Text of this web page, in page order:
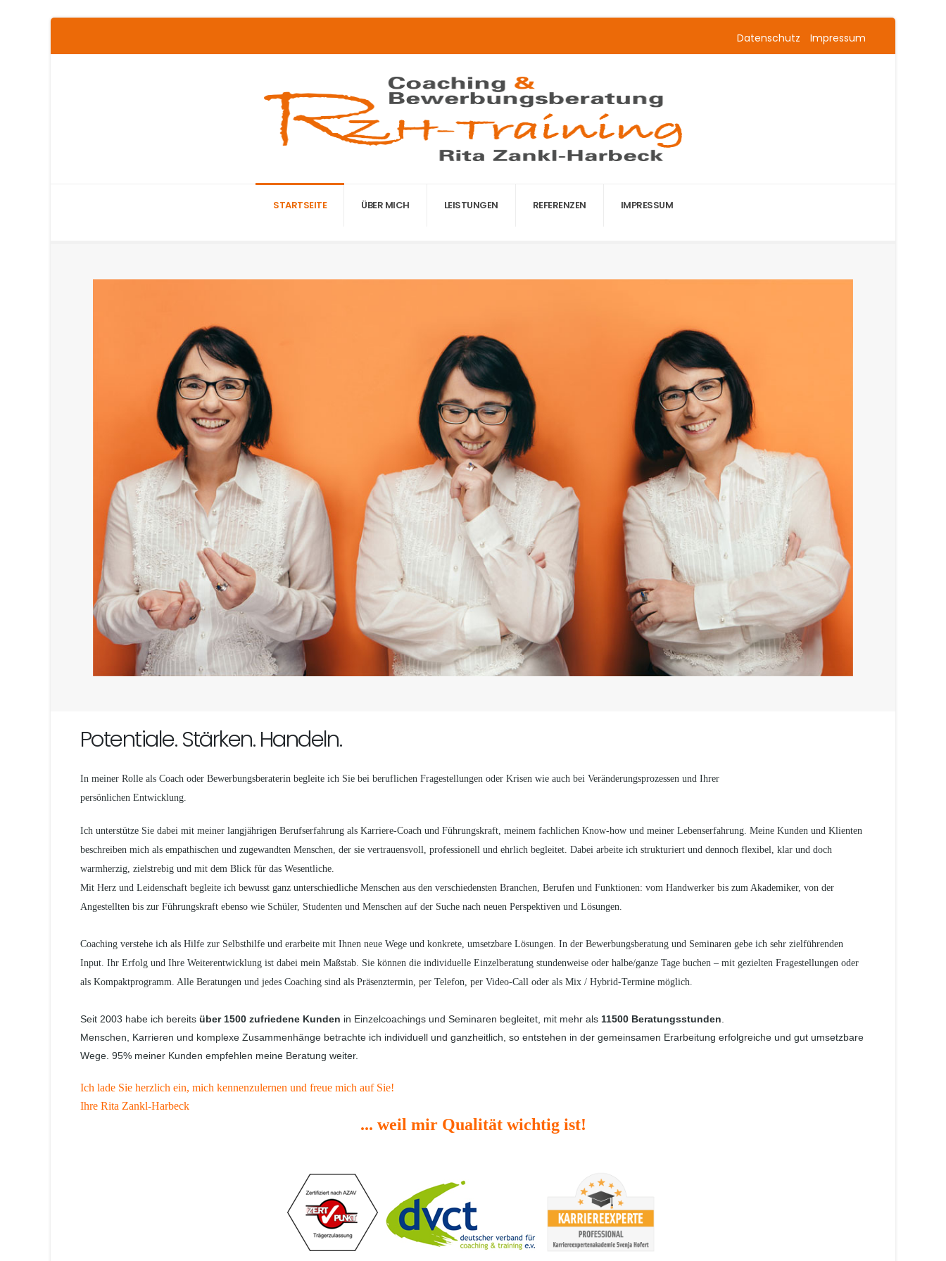
Datenschutz Impressum
STARTSEITE ÜBER MICH LEISTUNGEN REFERENZEN IMPRESSUM
Potentiale. Stärken. Handeln.
In meiner Rolle als Coach oder Bewerbungsberaterin begleite ich Sie bei beruflichen Fragestellungen oder Krisen wie auch bei Veränderungsprozessen und Ihrer
persönlichen Entwicklung.
Ich unterstütze Sie dabei mit meiner langjährigen Berufserfahrung als Karriere-Coach und Führungskraft, meinem fachlichen Know-how und meiner Lebenserfahrung. Meine Kunden und Klienten
beschreiben mich als empathischen und zugewandten Menschen, der sie vertrauensvoll, professionell und ehrlich begleitet. Dabei arbeite ich strukturiert und dennoch flexibel, klar und doch
warmherzig, zielstrebig und mit dem Blick für das Wesentliche.
Mit Herz und Leidenschaft begleite ich bewusst ganz unterschiedliche Menschen aus den verschiedensten Branchen, Berufen und Funktionen: vom Handwerker bis zum Akademiker, von der
Angestellten bis zur Führungskraft ebenso wie Schüler, Studenten und Menschen auf der Suche nach neuen Perspektiven und Lösungen.
Coaching verstehe ich als Hilfe zur Selbsthilfe und erarbeite mit Ihnen neue Wege und konkrete, umsetzbare Lösungen. In der Bewerbungsberatung und Seminaren gebe ich sehr zielführenden
Input. Ihr Erfolg und Ihre Weiterentwicklung ist dabei mein Maßstab. Sie können die individuelle Einzelberatung stundenweise oder halbe/ganze Tage buchen – mit gezielten Fragestellungen oder
als Kompaktprogramm. Alle Beratungen und jedes Coaching sind als Präsenztermin, per Telefon, per Video-Call oder als Mix / Hybrid-Termine möglich.
Seit 2003 habe ich bereits über 1500 zufriedene Kunden in Einzelcoachings und Seminaren begleitet, mit mehr als 11500 Beratungsstunden.
Menschen, Karrieren und komplexe Zusammenhänge betrachte ich individuell und ganzheitlich, so entstehen in der gemeinsamen Erarbeitung erfolgreiche und gut umsetzbare
Wege. 95% meiner Kunden empfehlen meine Beratung weiter.
Ich lade Sie herzlich ein, mich kennenzulernen und freue mich auf Sie!
Ihre Rita Zankl-Harbeck
... weil mir Qualität wichtig ist!